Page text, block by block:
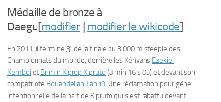
Médaille de bronze à
Daegu[modifier| modifier le wikicode]
En 2011, il termine 3e de la finale du 3 000 m steeple des
Championnats du monde, derrière les Kényans Ezekiel
Kemboi et Brimin Kiprop Kipruto (8 min 16 s 05) et devant son
compatriote Bouabdellah Tahri9. Une réclamation pour gêne
intentionnelle de la part de Kipruto qui s’est rabattu devant